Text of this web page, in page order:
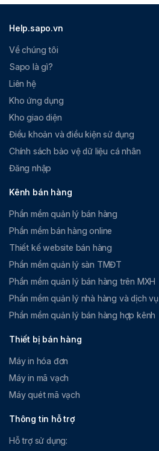
Help.sapo.vn
Về chúng tôi
Sapo là gì?
Liên hệ
Kho ứng dụng
Kho giao diện
Điều khoản và điều kiện sử dụng
Chính sách bảo vệ dữ liệu cá nhân
Đăng nhập
Kênh bán hàng
Phần mềm quản lý bán hàng
Phần mềm bán hàng online
Thiết kế website bán hàng
Phần mềm quản lý sàn TMĐT
Phần mềm quản lý bán hàng trên MXH
Phần mềm quản lý nhà hàng và dịch vụ
Phần mềm quản lý bán hàng hợp kênh
Thiết bị bán hàng
Máy in hóa đơn
Máy in mã vạch
Máy quét mã vạch
Thông tin hỗ trợ
Hỗ trợ sử dụng: